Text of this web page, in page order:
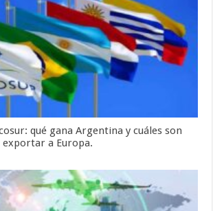
qué gana Argentina y cuáles son
exportar a Europa.